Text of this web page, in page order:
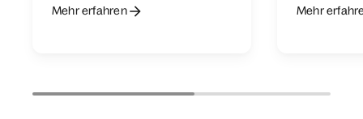
Mehr erfahren Mehr